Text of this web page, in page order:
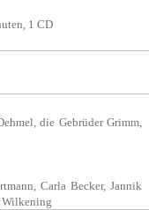
1 CD
die Gebrüder Grimm,
Carla Becker, Jannik
Wilkening